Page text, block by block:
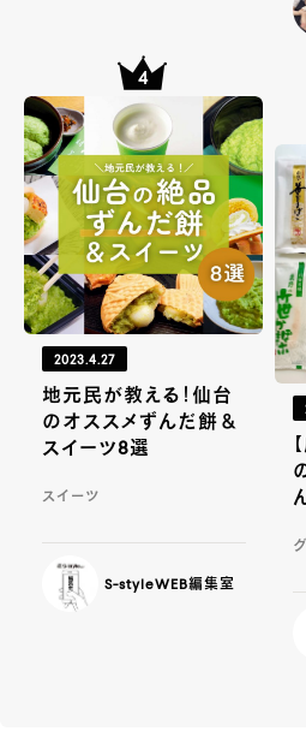
2023.4.27
地元民が教える！仙台
のオススメずんだ餅＆
スイーツ8選
スイーツ
S-styleWEB編集室